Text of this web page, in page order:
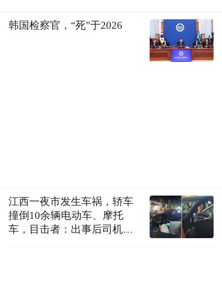
韩国检察官，“死”于2026
江西一夜市发生车祸，轿车
撞倒10余辆电动车、摩托
车，目击者：出事后司机一